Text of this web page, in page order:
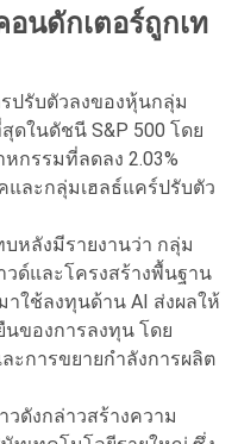
นดักเตอร์ถูกเท
ปรับตัวลงของหุ้นกลุ่ม
ดในดัชนี S&P 500 โดย
กรรมที่ลดลง 2.03%
ละกลุ่มเฮลธ์แคร์ปรับตัว
หลังมีรายงานว่า กลุ่ม
วด์และโครงสร้างพื้นฐาน
าใช้ลงทุนด้าน AI ส่งผลให้
ของการลงทุน โดย
ะการขยายกำลังการผลิต
วดังกล่าวสร้างความ